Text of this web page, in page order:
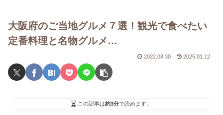
大阪府のご当地グルメ７選！観光で食べたい
定番料理と名物グルメ…
2022.08.30 2025.01.12
この記事は約3分で読めます。